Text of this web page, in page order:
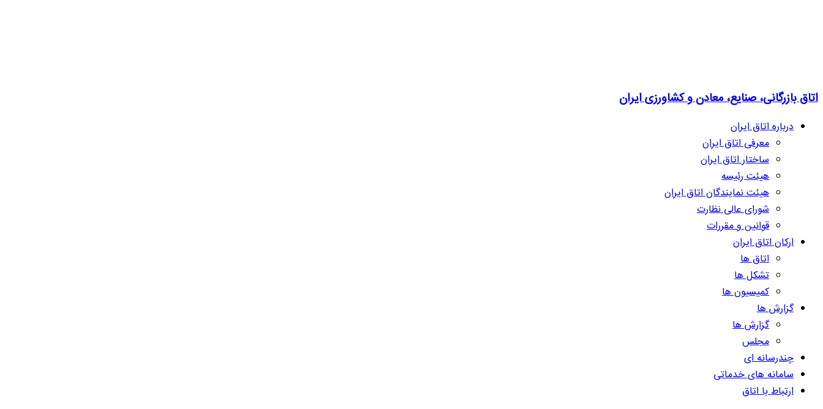
اتاق بازرگانی، صنایع، معادن و کشاورزی ایران
درباره اتاق ایران
معرفی اتاق ایران
ساختار اتاق ایران
هیئت رئیسه
هیئت نمایندگان اتاق ایران
شورای عالی نظارت
قوانین و مقررات
ارکان اتاق ایران
اتاق ها
تشکل ها
کمیسیون ها
گزارش ها
گزارش ها
مجلس
چندرسانه ای
سامانه های خدماتی
ارتباط با اتاق